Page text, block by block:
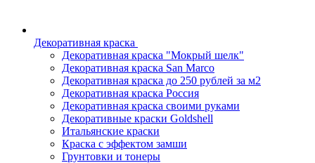
Декоративная краска
Декоративная краска "Мокрый шелк"
Декоративная краска San Marco
Декоративная краска до 250 рублей за м2
Декоративная краска Россия
Декоративная краска своими руками
Декоративные краски Goldshell
Итальянские краски
Краска с эффектом замши
Грунтовки и тонеры